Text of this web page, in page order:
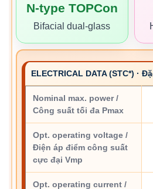
N-type TOPCon
Bifacial dual-glass
ELECTRICAL DATA (STC*) ·
Nominal max. power /
Công suất tối đa Pmax
Opt. operating voltage /
Điện áp điểm công suất
cực đại Vmp
Opt. operating current /